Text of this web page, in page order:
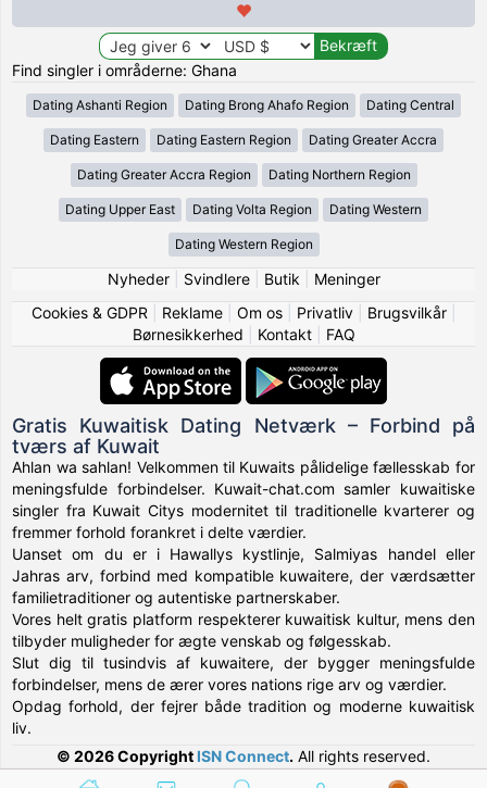
Find singler i områderne: Ghana
Dating Ashanti Region Dating Brong Ahafo Region Dating Central
Dating Eastern Dating Eastern Region Dating Greater Accra
Dating Greater Accra Region Dating Northern Region
Dating Upper East Dating Volta Region Dating Western
Dating Western Region
Nyheder| Svindlere| Butik
Meninger
Cookies & GDPR
Reklame| Om os| Privatliv| Brugsvilkår|
Børnesikkerhed
Kontakt| FAQ
Gratis Kuwaitisk Dating Netværk – Forbind på
tværs af Kuwait
Ahlan wa sahlan! Velkommen til Kuwaits pålidelige fællesskab for
meningsfulde forbindelser. Kuwait-chat.com samler kuwaitiske
singler fra Kuwait Citys modernitet til traditionelle kvarterer og
fremmer forhold forankret i delte værdier.
Uanset om du er i Hawallys kystlinje, Salmiyas handel eller
Jahras arv, forbind med kompatible kuwaitere, der værdsætter
familietraditioner og autentiske partnerskaber.
Vores helt gratis platform respekterer kuwaitisk kultur, mens den
tilbyder muligheder for ægte venskab og følgesskab.
Slut dig til tusindvis af kuwaitere, der bygger meningsfulde
forbindelser, mens de ærer vores nations rige arv og værdier.
Opdag forhold, der fejrer både tradition og moderne kuwaitisk
liv.
© 2026 Copyright ISN Connect. All rights reserved.